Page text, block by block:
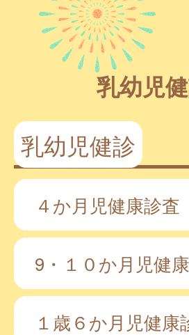
乳幼児
乳幼児健診
４か月児健康診査
9・１０か月児健
１歳６か月児健康